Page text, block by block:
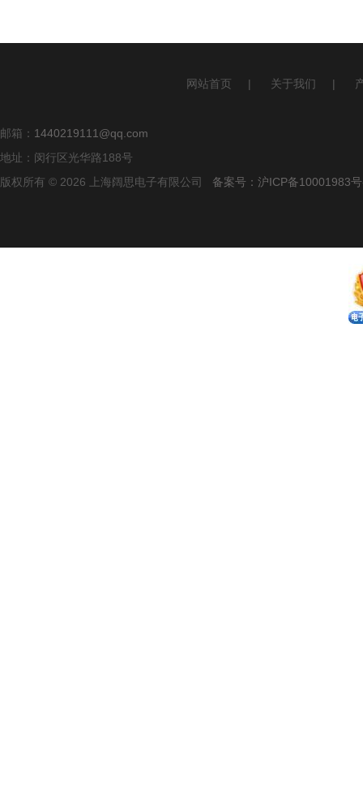
网站首页 | 关于我们 |
邮箱： 1440219111@qq.com
地址：闵行区光华路188号
版权所有 © 2026 上海阔思电子有限公司 备案号：沪ICP备10001983